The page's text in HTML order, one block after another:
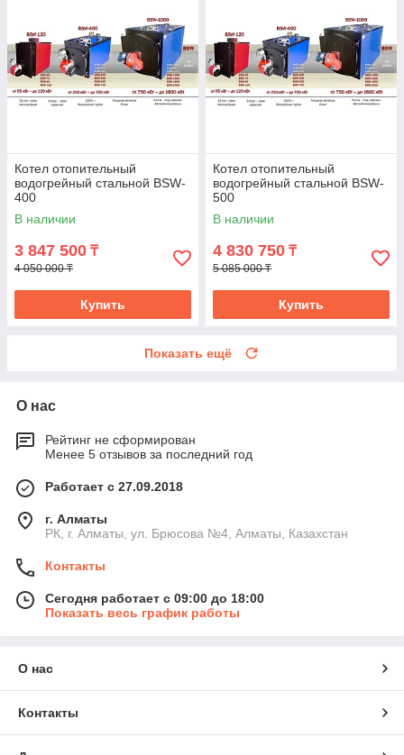
Котел отопительный
водогрейный стальной BSW-
400
В наличии
3 847 500 ₸
4 050 000 ₸
Купить
Котел отопительный
водогрейный стальной BSW-
500
В наличии
4 830 750 ₸
5 085 000 ₸
Купить
Показать ещё
О нас
Рейтинг не сформирован
Менее 5 отзывов за последний год
Работает с 27.09.2018
г. Алматы
РК, г. Алматы, ул. Брюсова №4, Алматы, Казахстан
Контакты
Сегодня работает с 09:00 до 18:00
Показать весь график работы
О нас
Контакты